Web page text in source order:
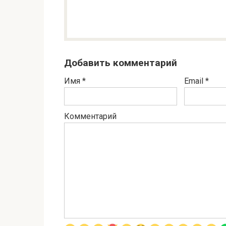
Добавить комментарий
Имя * Email *
Комментарий